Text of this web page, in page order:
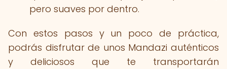
pero suaves por dentro.
Con estos pasos y un poco de práctica,
podrás disfrutar de unos Mandazi auténticos
y deliciosos que te transportarán